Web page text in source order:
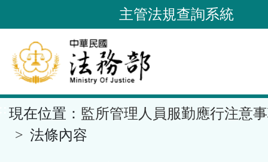
到
要
內
容
區
塊
主管法規查詢系統
現在位置： 監所管理人員服勤應行注意
法條內容